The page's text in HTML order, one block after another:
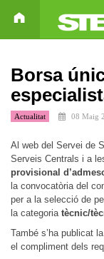
Borsa
Actualitat 08 Maig
Al web del Servei de
Serveis Centrals i a
provisional
la convocatòria del
per a la selecció de
la categoria tècnic/
També s’ha publicat
el compliment dels